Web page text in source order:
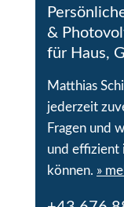
&
für Haus,
Matthias
jederzeit
Fragen und
und effizient
können. »